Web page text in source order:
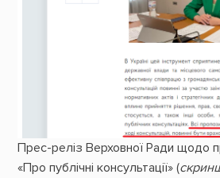
Прес-реліз Верховної Ради щодо
«Про публічні консультації» (